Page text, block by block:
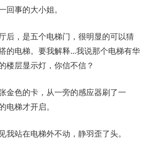
回事的大小姐。
后，是五个电梯门，很明显的可以猜
的电梯。要我解释...我说那个电梯有华
楼层显示灯，你信不信？
金色的卡，从一旁的感应器刷了一
电梯才开启。
我站在电梯外不动，静羽歪了头。